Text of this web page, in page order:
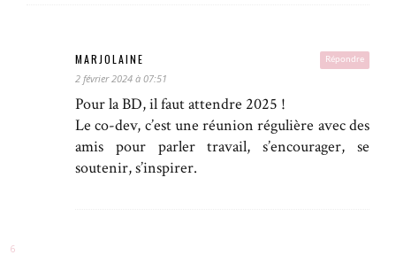
Répondre
MARJOLAINE
2 février 2024 à 07:51
Pour la BD, il faut attendre 2025 !
Le co-dev, c’est une réunion régulière avec des
amis pour parler travail, s’encourager, se
soutenir, s’inspirer.